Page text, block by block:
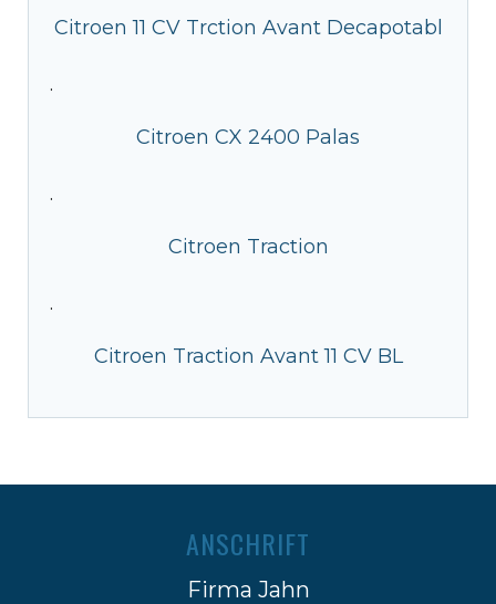
Citroen 11 CV Trction Avant Decapotabl
·
Citroen CX 2400 Palas
·
Citroen Traction
·
Citroen Traction Avant 11 CV BL
ANSCHRIFT
Firma Jahn